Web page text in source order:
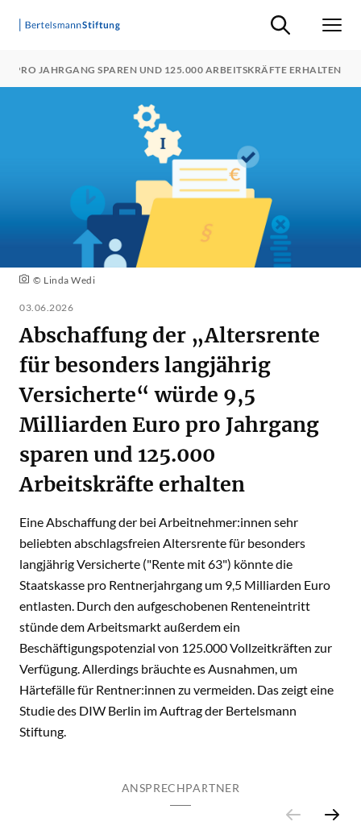
Suche ein-/
PRO JAHRGANG SPAREN UND 125.000 ARBEITSKRÄFTE ERHALTEN
© Linda Wedi
03.06.2026
Abschaffung der „Altersrente
für besonders langjährig
Versicherte“ würde 9,5
Milliarden Euro pro Jahrgang
sparen und 125.000
Arbeitskräfte erhalten
Eine Abschaffung der bei Arbeitnehmer:innen sehr
beliebten abschlagsfreien Altersrente für besonders
langjährig Versicherte ("Rente mit 63") könnte die
Staatskasse pro Rentnerjahrgang um 9,5 Milliarden Euro
entlasten. Durch den aufgeschobenen Renteneintritt
stünde dem Arbeitsmarkt außerdem ein
Beschäftigungspotenzial von 125.000 Vollzeitkräften zur
Verfügung. Allerdings bräuchte es Ausnahmen, um
Härtefälle für Rentner:innen zu vermeiden. Das zeigt eine
Studie des DIW Berlin im Auftrag der Bertelsmann
Stiftung.
ANSPRECHPARTNER